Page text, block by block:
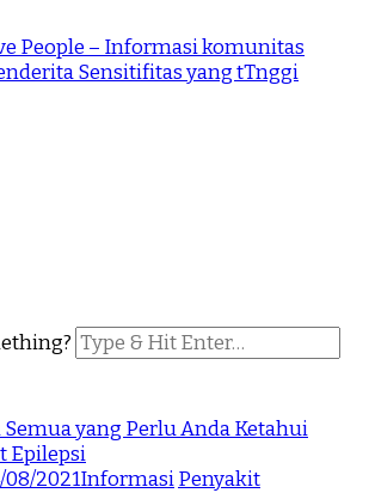
People – Informasi
Dengan Penderita
tTnggi
yang tTnggi
Semua yang Perlu Anda Ketahui
Epilepsi
08/2021InformasiPenyakit